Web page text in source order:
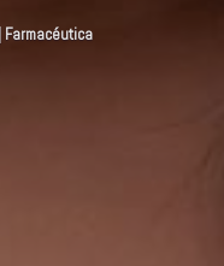
Farmacéutica